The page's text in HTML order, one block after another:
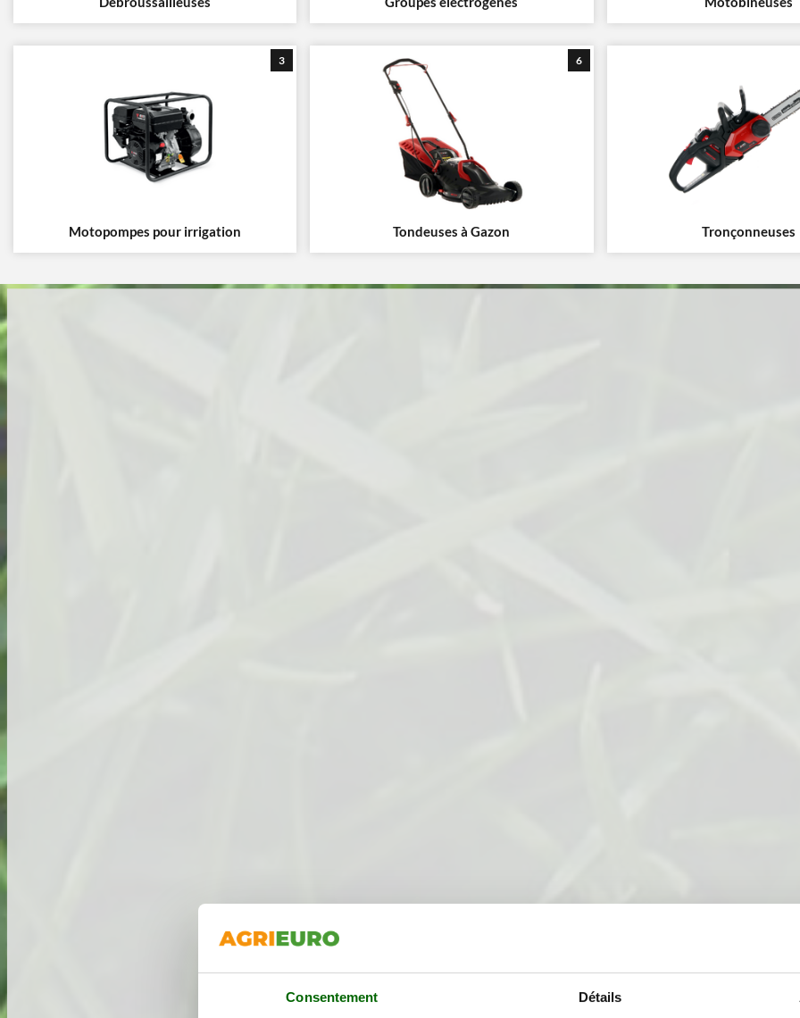
Consentement Détails
Motopompes pour irrigation
3
Tondeuses à Gazon
6
Tronçonneuses